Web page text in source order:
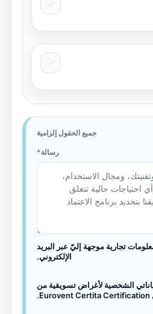
جميع الحقول إلزامية
موجهة إليّ عبر البريد
الإلكتروني.
الشخصية لأغراض تسويقية من